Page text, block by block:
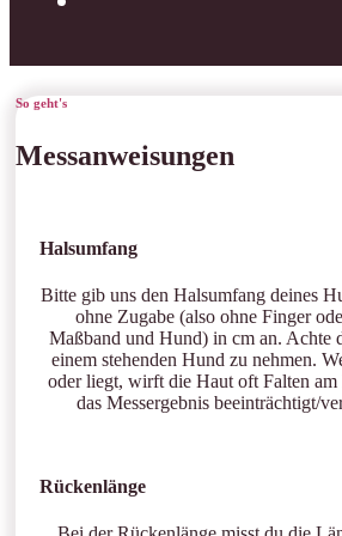
So geht's
Messanweisungen
Halsumfang
Bitte gib uns den Halsumfang deines
ohne Zugabe (also ohne Finger
Maßband und Hund) in cm an. Achte
einem stehenden Hund zu nehmen.
oder liegt, wirft die Haut oft Falten am
das Messergebnis beeinträchtigt/
Rückenlänge